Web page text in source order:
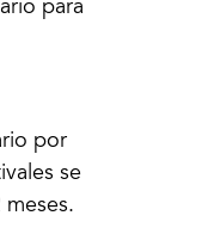
para
por
se